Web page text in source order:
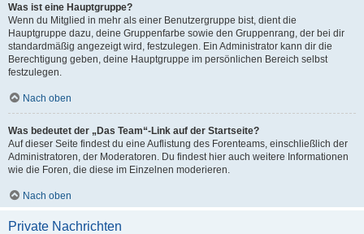
Was ist eine Hauptgruppe?
Wenn du Mitglied in mehr als einer Benutzergruppe bist, dient die
Hauptgruppe dazu, deine Gruppenfarbe sowie den Gruppenrang, der bei dir
standardmäßig angezeigt wird, festzulegen. Ein Administrator kann dir die
Berechtigung geben, deine Hauptgruppe im persönlichen Bereich selbst
festzulegen.
Nach oben
Was bedeutet der „Das Team“-Link auf der Startseite?
Auf dieser Seite findest du eine Auflistung des Forenteams, einschließlich der
Administratoren, der Moderatoren. Du findest hier auch weitere Informationen
wie die Foren, die diese im Einzelnen moderieren.
Nach oben
Private Nachrichten